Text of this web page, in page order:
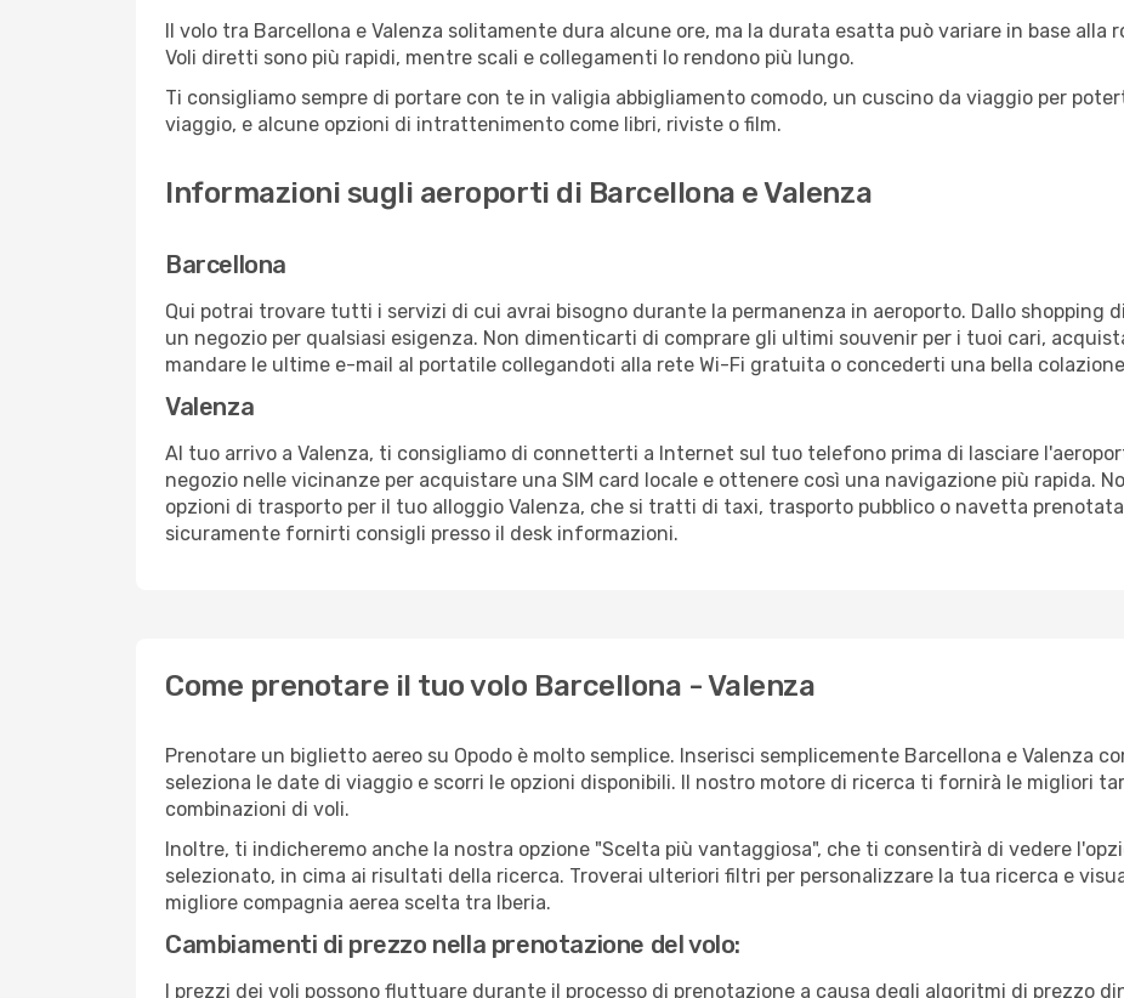
Il volo tra Barcellona e Valenza solitamente dura alcune ore, ma la durata esatta può variare in base alla
Voli diretti sono più rapidi, mentre scali e collegamenti lo rendono più lungo.
Ti consigliamo sempre di portare con te in valigia abbigliamento comodo, un cuscino da viaggio per
viaggio, e alcune opzioni di intrattenimento come libri, riviste o film.
Informazioni sugli aeroporti di Barcellona e Valenza
Barcellona
Qui potrai trovare tutti i servizi di cui avrai bisogno durante la permanenza in aeroporto. Dallo shopping
un negozio per qualsiasi esigenza. Non dimenticarti di comprare gli ultimi souvenir per i tuoi cari,
mandare le ultime e-mail al portatile collegandoti alla rete Wi-Fi gratuita o concederti una bella
Valenza
Al tuo arrivo a Valenza, ti consigliamo di connetterti a Internet sul tuo telefono prima di lasciare
negozio nelle vicinanze per acquistare una SIM card locale e ottenere così una navigazione più rapida.
opzioni di trasporto per il tuo alloggio Valenza, che si tratti di taxi, trasporto pubblico o navetta
sicuramente fornirti consigli presso il desk informazioni.
Come prenotare il tuo volo Barcellona - Valenza
Prenotare un biglietto aereo su Opodo è molto semplice. Inserisci semplicemente Barcellona e Valenza
seleziona le date di viaggio e scorri le opzioni disponibili. Il nostro motore di ricerca ti fornirà le migliori
combinazioni di voli.
Inoltre, ti indicheremo anche la nostra opzione "Scelta più vantaggiosa", che ti consentirà di vedere
selezionato, in cima ai risultati della ricerca. Troverai ulteriori filtri per personalizzare la tua ricerca e
migliore compagnia aerea scelta tra Iberia.
Cambiamenti di prezzo nella prenotazione del volo:
I prezzi dei voli possono fluttuare durante il processo di prenotazione a causa degli algoritmi di prezzo